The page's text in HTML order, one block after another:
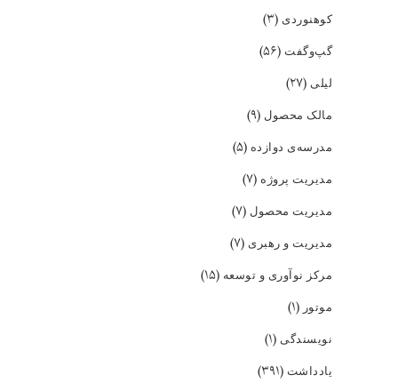
کوهنوردی (۳)
گپ‌و‌گفت (۵۶)
لیلی (۲۷)
مالک محصول (۹)
مدرسه‌ی دوازده (۵)
مدیریت پروژه (۷)
مدیریت محصول (۷)
مدیریت و رهبری (۷)
مرکز نوآوری و توسعه (۱۵)
موتور (۱)
نویسندگی (۱)
یادداشت (۳۹۱)